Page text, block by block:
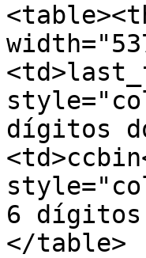
dígitos
6 dígitos
</table>